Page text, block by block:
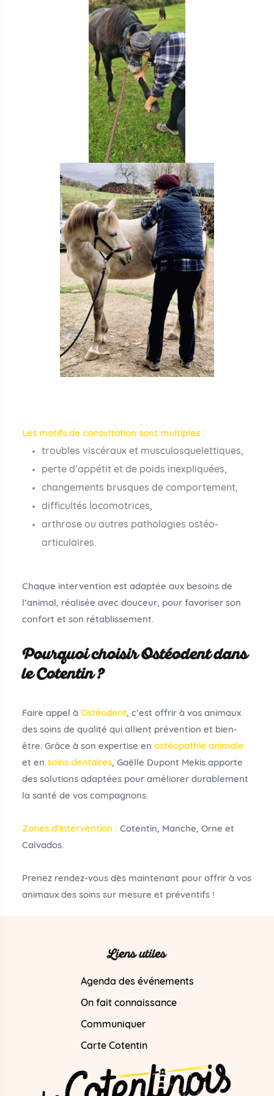
Les motifs de consultation sont multiples :
troubles viscéraux et musculosquelettiques,
perte d’appétit et de poids inexpliquées,
changements brusques de comportement,
difficultés locomotrices,
arthrose ou autres pathologies ostéo-
articulaires.
Chaque intervention est adaptée aux besoins de
l’animal, réalisée avec douceur, pour favoriser son
confort et son rétablissement.
Pourquoi choisir Ostéodent dans
le Cotentin ?
Faire appel à Ostéodent, c’est offrir à vos animaux
des soins de qualité qui allient prévention et bien-
être. Grâce à son expertise en ostéopathie animale
et en soins dentaires, Gaëlle Dupont Mekis apporte
des solutions adaptées pour améliorer durablement
la santé de vos compagnons.
Zones d’intervention : Cotentin, Manche, Orne et
Calvados.
Prenez rendez-vous dès maintenant pour offrir à vos
animaux des soins sur mesure et préventifs !
Liens utiles
Agenda des événements
On fait connaissance
Communiquer
Carte Cotentin